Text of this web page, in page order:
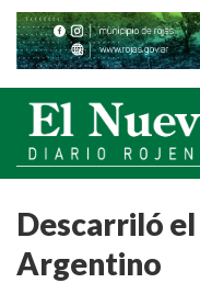
Descarriló
Argentino